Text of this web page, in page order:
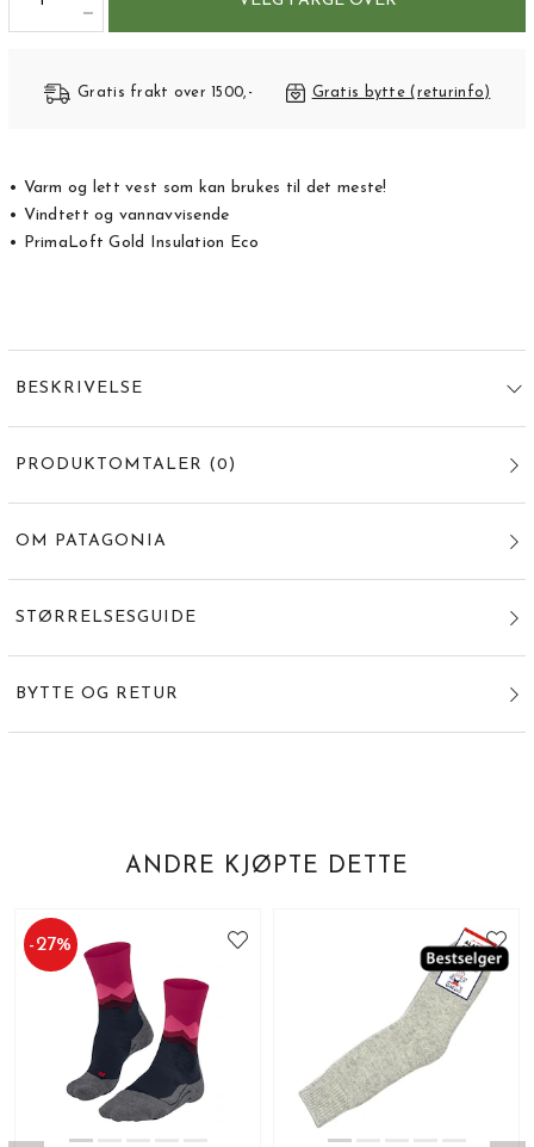
Gratis frakt over 1500,- Gratis bytte (returinfo)
• Varm og lett vest som kan brukes til det meste!
• Vindtett og vannavvisende
• PrimaLoft Gold Insulation Eco
BESKRIVELSE
PRODUKTOMTALER (0 )
OM PATAGONIA
STØRRELSESGUIDE
BYTTE OG RETUR
ANDRE KJØPTE DETTE
-27%